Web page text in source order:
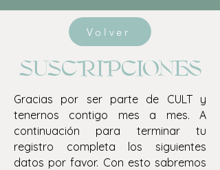
Volver
SUSCRIPCIONES
Gracias por ser parte de CULT y
tenernos contigo mes a mes. A
continuación para terminar tu
registro completa los siguientes
datos por favor. Con esto sabremos